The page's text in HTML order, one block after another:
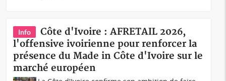
Info
Côte d'Ivoire : AFRETAIL 2026,
l'offensive ivoirienne pour renforcer la
présence du Made in Côte d'Ivoire sur le
marché européen